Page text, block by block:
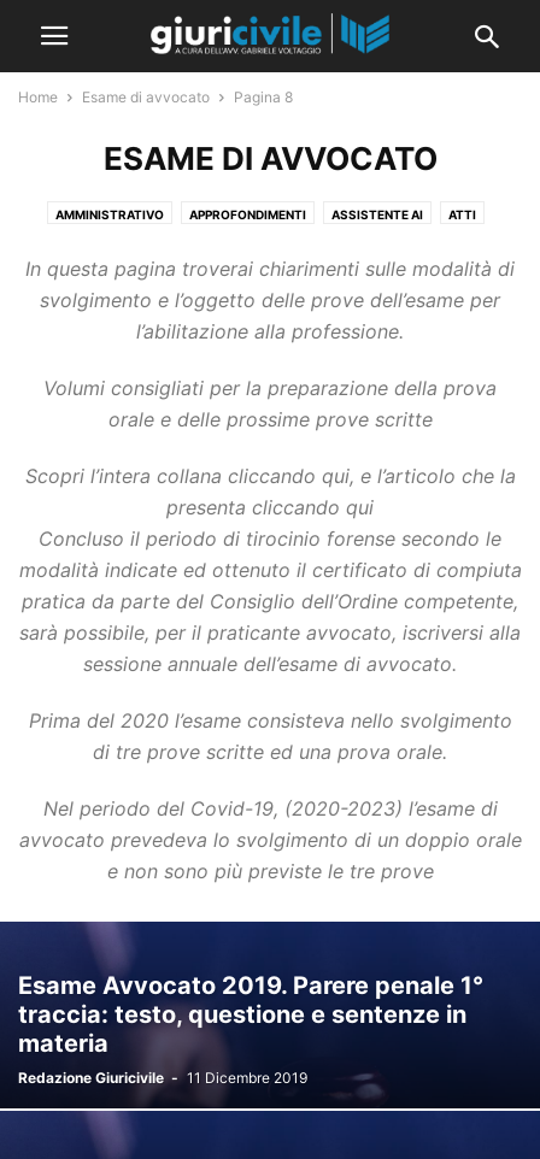
Home Esame di avvocato Pagina 8
ESAME DI AVVOCATO
AMMINISTRATIVO APPROFONDIMENTI ASSISTENTE AI ATTI
CORTE DEI CONTI DEONTOLOGIA DIRITTO CIVILE
DIVENTARE AVVOCATO ESAME DI AVVOCATO GENERALE
GUIDE E RACCOLTE IL CONSIGLIO DELLA SETTIMANA
LINGUA STRANIERA: INGLESE MERITO NORME E LEGGI
PROCEDURA CIVILE
In questa pagina troverai chiarimenti sulle modalità di
svolgimento e l’oggetto delle prove dell’esame per
l’abilitazione alla professione.
Volumi consigliati per la preparazione della prova
orale e delle prossime prove scritte
Scopri l’intera collana cliccando qui, e l’articolo che la
presenta cliccando qui
Concluso il periodo di tirocinio forense secondo le
modalità indicate ed ottenuto il certificato di compiuta
pratica da parte del Consiglio dell’Ordine competente,
sarà possibile, per il praticante avvocato, iscriversi alla
sessione annuale dell’esame di avvocato.
Prima del 2020 l’esame consisteva nello svolgimento
di tre prove scritte ed una prova orale.
Nel periodo del Covid-19, (2020-2023) l’esame di
avvocato prevedeva lo svolgimento di un doppio orale
e non sono più previste le tre prove
Esame Avvocato 2019. Parere penale 1°
traccia: testo, questione e sentenze in
materia
Redazione Giuricivile - 11 Dicembre 2019